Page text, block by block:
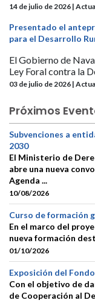
14 de julio de 2026 |
Presentado el
para el Desarrollo
El Gobierno de
Ley Foral contra la
03 de julio de 2026 |
Próximos
Subvenciones a
2030
El Ministerio de
abre una nueva
Agenda ...
10/08/2026
Curso de formación
En el marco del
nueva formación
01/10/2026
Exposición del
Con el objetivo de
de Cooperación al